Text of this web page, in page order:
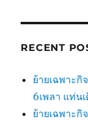
RECENT
ย้ายเฉพาะกิ
6เพลา แท่นเ
ย้ายเฉพาะกิ